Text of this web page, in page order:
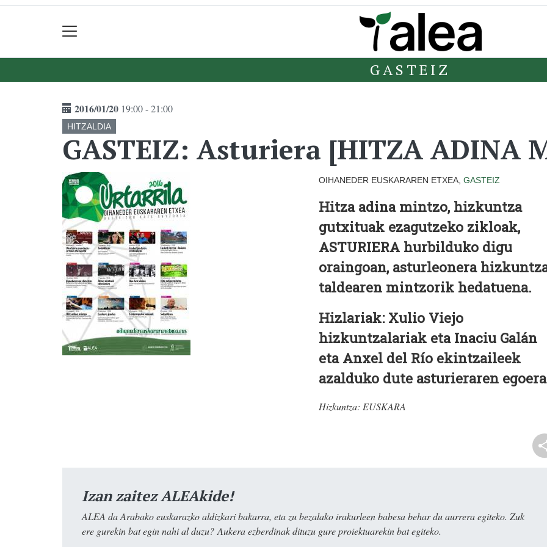
GASTEIZ
2016/01/20 19:00 - 21:00
HITZALDIA
GASTEIZ: Asturiera [HITZA ADINA
OIHANEDER EUSKARAREN ETXEA, GASTEIZ
Hitza adina mintzo, hizkuntza
gutxituak ezagutzeko zikloak,
ASTURIERA hurbilduko digu
oraingoan, asturleonera
taldearen mintzorik hedatuena.
Hizlariak: Xulio Viejo
hizkuntzalariak eta Inaciu Galán
eta Anxel del Río ekintzaileek
azalduko dute asturieraren
Hizkuntza: EUSKARA
Izan zaitez ALEAkide!
ALEA da Arabako euskarazko aldizkari bakarra, eta zu bezalako irakurleen babesa behar du aurrera egiteko. Zuk
ere gurekin bat egin nahi al duzu? Aukera ezberdinak dituzu gure proiektuarekin bat egiteko.